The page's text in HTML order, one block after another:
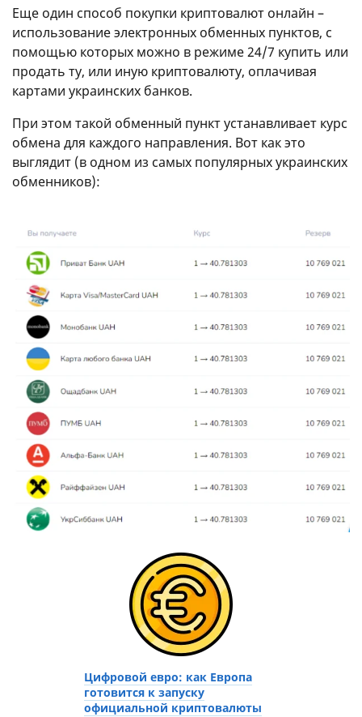
Еще один способ покупки криптовалют онлайн –
использование электронных обменных пунктов, с
помощью которых можно в режиме 24/7 купить или
продать ту, или иную криптовалюту, оплачивая
картами украинских банков.
При этом такой обменный пункт устанавливает курс
обмена для каждого направления. Вот как это
выглядит (в одном из самых популярных украинских
обменников):
Цифровой евро: как Европа
готовится к запуску
официальной криптовалюты